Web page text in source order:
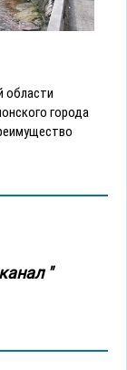
области
города
"